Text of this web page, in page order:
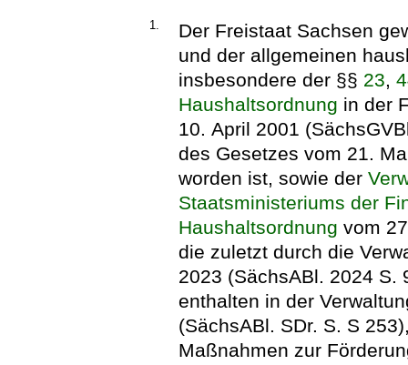
1.
Der Freistaat Sachsen
und der allgemeinen
insbesondere der §§ 23,
Haushaltsordnung in der
10. April 2001
des Gesetzes vom 21.
worden ist, sowie der
Staatsministeriums der
Haushaltsordnung vom
die zuletzt durch die
2023 (SächsABl. 2024 S.
enthalten in der
(SächsABl. SDr. S. S
Maßnahmen zur